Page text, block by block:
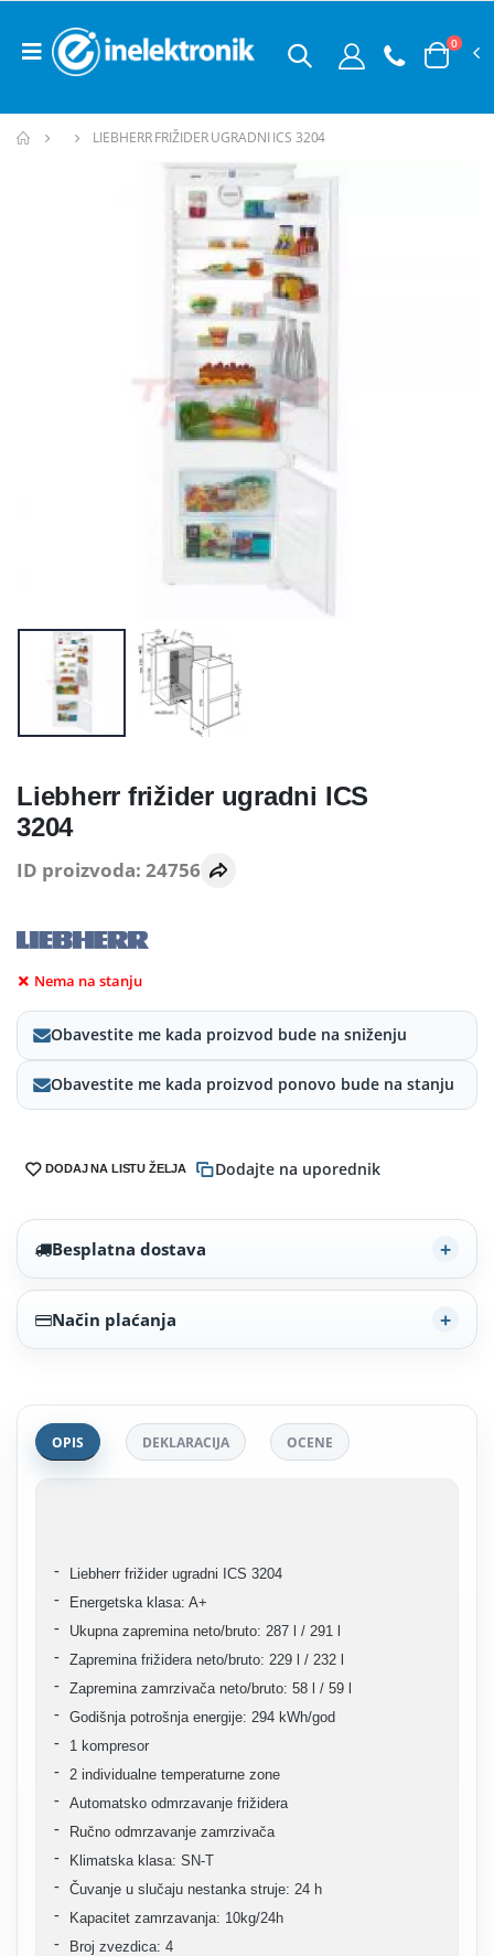
0
LIEBHERR FRIŽIDER UGRADNI ICS 3204
Liebherr frižider ugradni ICS
3204
ID proizvoda: 24756
Nema na stanju
Obavestite me kada proizvod bude na sniženju
Obavestite me kada proizvod ponovo bude na stanju
DODAJ NA LISTU ŽELJA Dodajte na uporednik
Besplatna dostava
Način plaćanja
OPIS DEKLARACIJA OCENE
Liebherr frižider ugradni ICS 3204
Energetska klasa: A+
Ukupna zapremina neto/bruto: 287 l / 291 l
Zapremina frižidera neto/bruto: 229 l / 232 l
Zapremina zamrzivača neto/bruto: 58 l / 59 l
Godišnja potrošnja energije: 294 kWh/god
1 kompresor
2 individualne temperaturne zone
Automatsko odmrzavanje frižidera
Ručno odmrzavanje zamrzivača
Klimatska klasa: SN-T
Čuvanje u slučaju nestanka struje: 24 h
Kapacitet zamrzavanja: 10kg/24h
Broj zvezdica: 4